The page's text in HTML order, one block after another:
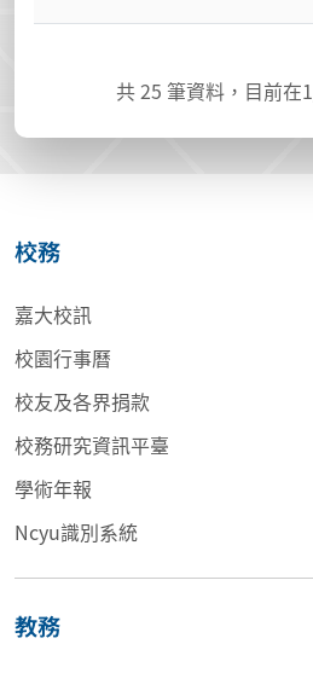
共25 筆資料，目前在1
校務
嘉大校訊
校園行事曆
校友及各界捐款
校務研究資訊平臺
學術年報
Ncyu識別系統
教務